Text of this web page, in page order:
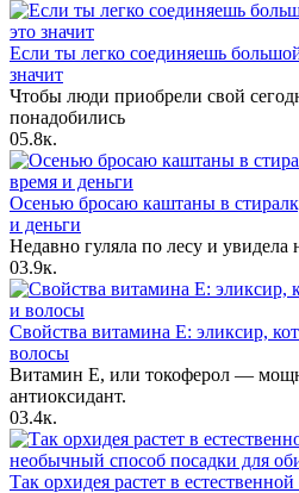
Если ты легко соединяешь
значит
Чтобы люди приобрели свой
понадобились
05.8к.
Осенью бросаю каштаны в
и деньги
Недавно гуляла по лесу и увидела
03.9к.
Свойства витамина Е: эликсир,
волосы
Витамин Е, или токоферол —
антиоксидант.
03.4к.
Так орхидея растет в